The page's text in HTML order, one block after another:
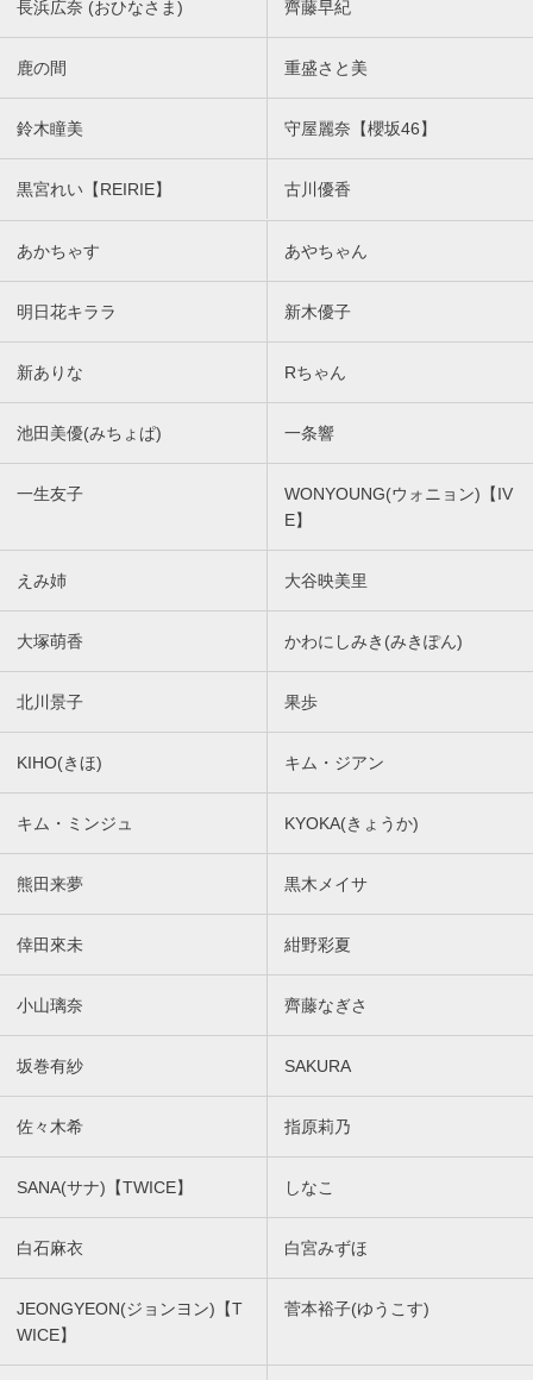
長浜広奈 (おひなさま) 齊藤早紀
鹿の間 重盛さと美
鈴木瞳美 守屋麗奈【櫻坂46】
黒宮れい【REIRIE】 古川優香
あかちゃす あやちゃん
明日花キララ 新木優子
新ありな Rちゃん
池田美優(みちょぱ) 一条響
一生友子
WONYOUNG(ウォニョン)【IV
E】
えみ姉 大谷映美里
大塚萌香 かわにしみき(みきぽん)
北川景子 果歩
KIHO(きほ) キム・ジアン
キム・ミンジュ KYOKA(きょうか)
熊田来夢 黒木メイサ
倖田來未 紺野彩夏
小山璃奈 齊藤なぎさ
坂巻有紗 SAKURA
佐々木希 指原莉乃
SANA(サナ)【TWICE】 しなこ
白石麻衣 白宮みずほ
JEONGYEON(ジョンヨン)【T
WICE】
菅本裕子(ゆうこす)